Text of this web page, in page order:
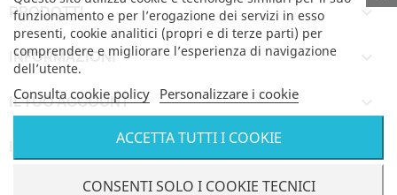
funzionamento e per l’erogazione dei servizi in esso
presenti, cookie analitici (propri e di terze parti) per
comprendere e migliorare l’esperienza di navigazione
dell’utente.
Consulta cookie policy Personalizzare i cookie
CONSENTI SOLO I COOKIE TECNICI
ACCETTA TUTTI I COOKIE
PRODOTTI 
INFORMAZIONI
IL TUO ACCOUNT
INFORMAZIONI NEGOZIO
© Bertoni iWear SRL via Feltre, 6 - 21100 Varese VAT